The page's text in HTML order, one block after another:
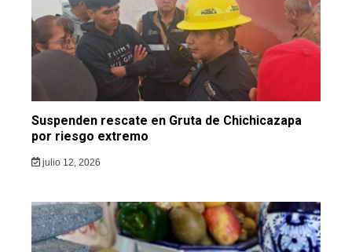
Suspenden rescate en Gruta de Chichicazapa
por riesgo extremo
julio 12, 2026